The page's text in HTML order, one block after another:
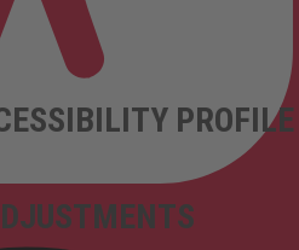
PROFILE